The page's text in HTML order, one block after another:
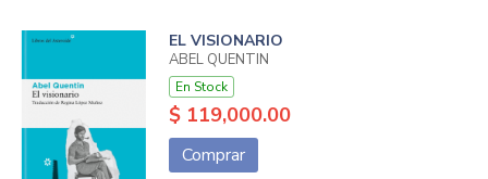
EL VISIONARIO
ABEL QUENTIN
En Stock
$ 119,000.00
Comprar